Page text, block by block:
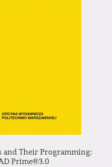
Their Programming:
Prime®3.0